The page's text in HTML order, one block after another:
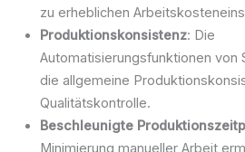
zu erheblichen
Produktionskonsistenz: Die
Automatisierungsfunktionen von
die allgemeine
Qualitätskontrolle.
Beschleunigte
Minimierung manueller Arbeit